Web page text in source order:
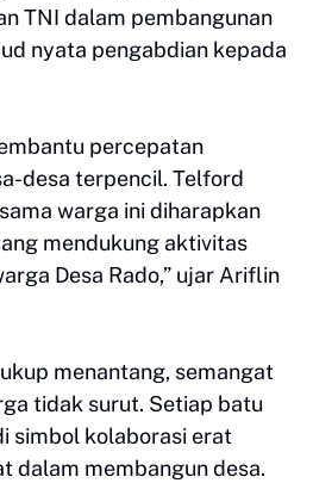
TNI dalam pembangunan
nyata pengabdian kepada
percepatan
desa terpencil. Telford
warga ini diharapkan
mendukung aktivitas
Desa Rado,” ujar Ariflin
menantang, semangat
tidak surut. Setiap batu
simbol kolaborasi erat
dalam membangun desa.